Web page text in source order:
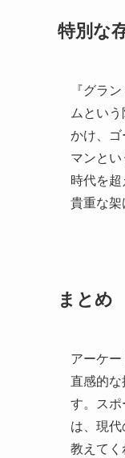
特別な
『グラ
ムとい
かけ、ゴ
マンと
時代を
貴重な架
まとめ
アーケ
直感的な
す。スポ
は、現
教えてく